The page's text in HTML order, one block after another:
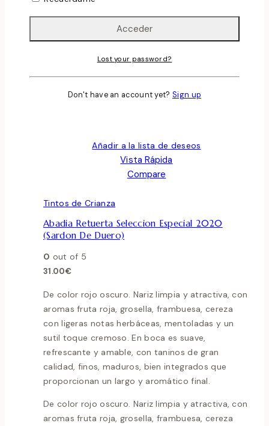
Añadir a la lista de deseos
Vista Rápida
Compare
Tintos de Crianza
Abadia Retuerta Seleccion Especial 2020
(Sardon De Duero)
0 out of 5
31.00€
De color rojo oscuro. Nariz limpia y atractiva, con
aromas fruta roja, grosella, frambuesa, cereza
con ligeras notas herbáceas, mentoladas y un
sutil toque cremoso. En boca es suave,
refrescante y amable, con taninos de gran
calidad, finos, maduros, bien integrados que
proporcionan un largo y aromático final.
De color rojo oscuro. Nariz limpia y atractiva, con
aromas fruta roja, grosella, frambuesa, cereza
Lost your password?
Don't have an account yet? Sign up